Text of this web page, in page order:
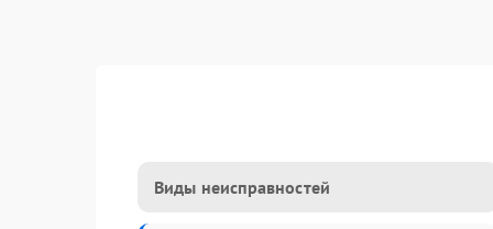
Виды неисправностей